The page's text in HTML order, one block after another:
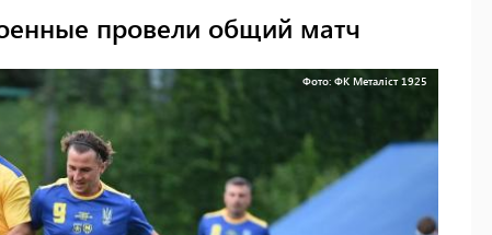
провели общий матч
Фото: ФК Металіст 1925